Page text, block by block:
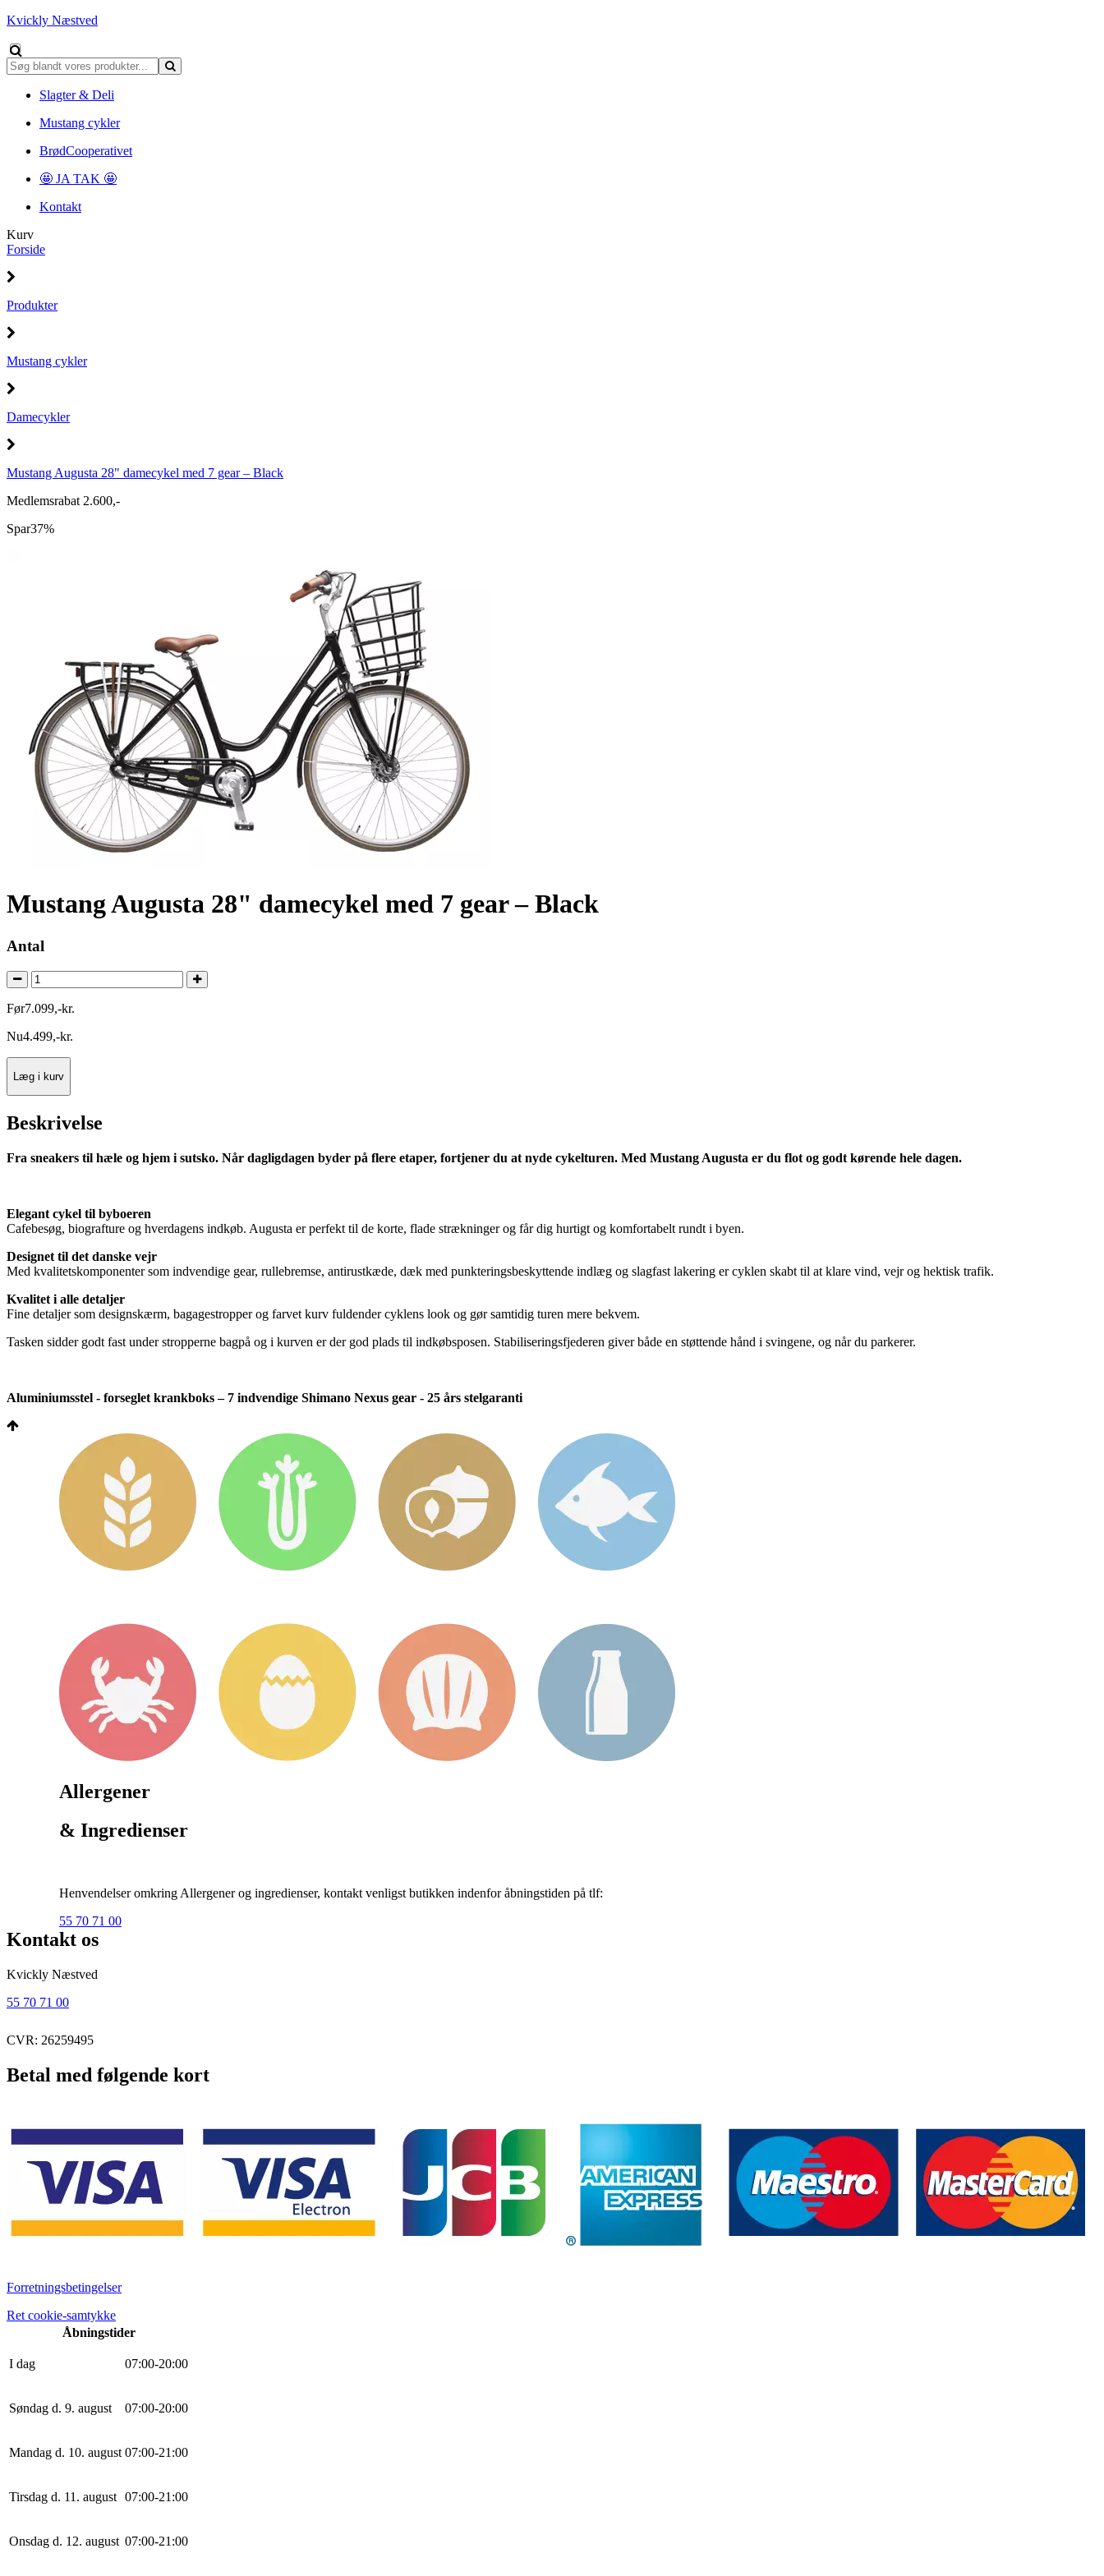
Kvickly Næstved
Slagter & Deli
Mustang cykler
BrødCooperativet
🤩 JA TAK 🤩
Kontakt
Kurv
Forside
Produkter
Mustang cykler
Damecykler
Mustang Augusta 28" damecykel med 7 gear – Black
Medlemsrabat 2.600,-
Spar37%
Mustang Augusta 28" damecykel med 7 gear – Black
Antal
Før7.099,-kr.
Nu4.499,-kr.
Læg i kurv
Beskrivelse
Fra sneakers til hæle og hjem i sutsko. Når dagligdagen byder på flere etaper, fortjener du at nyde cykelturen. Med Mustang Augusta er du flot og godt kørende hele dagen.
Elegant cykel til byboeren
Cafebesøg, biografture og hverdagens indkøb. Augusta er perfekt til de korte, flade strækninger og får dig hurtigt og komfortabelt rundt i byen.
Designet til det danske vejr
Med kvalitetskomponenter som indvendige gear, rullebremse, antirustkæde, dæk med punkteringsbeskyttende indlæg og slagfast lakering er cyklen skabt til at klare vind, vejr og hektisk trafik.
Kvalitet i alle detaljer
Fine detaljer som designskærm, bagagestropper og farvet kurv fuldender cyklens look og gør samtidig turen mere bekvem.
Tasken sidder godt fast under stropperne bagpå og i kurven er der god plads til indkøbsposen. Stabiliseringsfjederen giver både en støttende hånd i svingene, og når du parkerer.
Aluminiumsstel - forseglet krankboks – 7 indvendige Shimano Nexus gear - 25 års stelgaranti
Allergener
& Ingredienser
Henvendelser omkring Allergener og ingredienser, kontakt venligst butikken indenfor åbningstiden på tlf:
55 70 71 00
Kontakt os
Kvickly Næstved
55 70 71 00
CVR: 26259495
Betal med følgende kort
Forretningsbetingelser
Ret cookie-samtykke
Åbningstider
I dag 07:00-20:00
Søndag d. 9. august 07:00-20:00
Mandag d. 10. august 07:00-21 :00
Tirsdag d. 11. august 07:00-21 :00
Onsdag d. 12. august 07:00-21 :00